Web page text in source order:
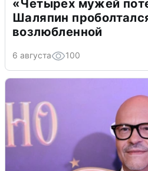
«Четырех мужей
Шаляпин
возлюбленной
6 августа 100